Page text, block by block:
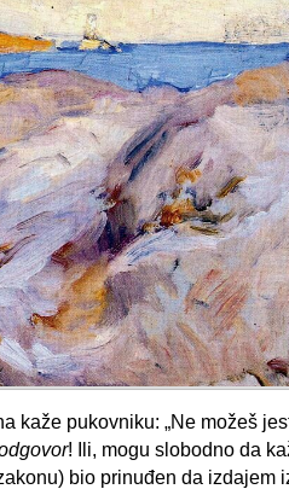
kaže pukovniku: „Ne možeš
! Ili, mogu slobodno da
bio prinuđen da izdajem